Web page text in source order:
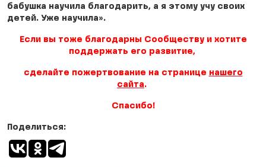
бабушка научила благодарить, а я этому учу своих
детей. Уже научила».
Если вы тоже благодарны Сообществу и хотите
поддержать его развитие,
сделайте пожертвование на странице нашего
сайта.
Спасибо!
Поделиться: